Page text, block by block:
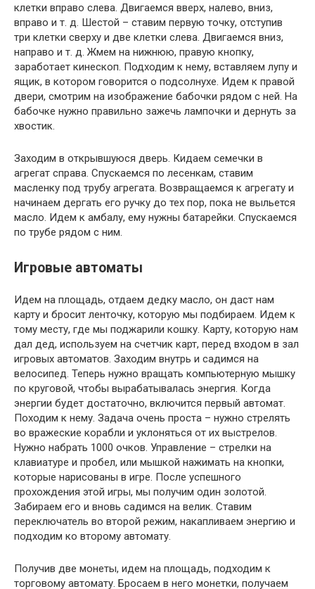
клетки вправо слева. Двигаемся вверх, налево, вниз,
вправо и т. д. Шестой – ставим первую точку, отступив
три клетки сверху и две клетки слева. Двигаемся вниз,
направо и т. д. Жмем на нижнюю, правую кнопку,
заработает кинескоп. Подходим к нему, вставляем лупу и
ящик, в котором говорится о подсолнухе. Идем к правой
двери, смотрим на изображение бабочки рядом с ней. На
бабочке нужно правильно зажечь лампочки и дернуть за
хвостик.
Заходим в открывшуюся дверь. Кидаем семечки в
агрегат справа. Спускаемся по лесенкам, ставим
масленку под трубу агрегата. Возвращаемся к агрегату и
начинаем дергать его ручку до тех пор, пока не выльется
масло. Идем к амбалу, ему нужны батарейки. Спускаемся
по трубе рядом с ним.
Игровые автоматы
Идем на площадь, отдаем дедку масло, он даст нам
карту и бросит ленточку, которую мы подбираем. Идем к
тому месту, где мы поджарили кошку. Карту, которую нам
дал дед, используем на счетчик карт, перед входом в зал
игровых автоматов. Заходим внутрь и садимся на
велосипед. Теперь нужно вращать компьютерную мышку
по круговой, чтобы вырабатывалась энергия. Когда
энергии будет достаточно, включится первый автомат.
Походим к нему. Задача очень проста – нужно стрелять
во вражеские корабли и уклоняться от их выстрелов.
Нужно набрать 1000 очков. Управление – стрелки на
клавиатуре и пробел, или мышкой нажимать на кнопки,
которые нарисованы в игре. После успешного
прохождения этой игры, мы получим один золотой.
Забираем его и вновь садимся на велик. Ставим
переключатель во второй режим, накапливаем энергию и
подходим ко второму автомату.
Получив две монеты, идем на площадь, подходим к
торговому автомату. Бросаем в него монетки, получаем